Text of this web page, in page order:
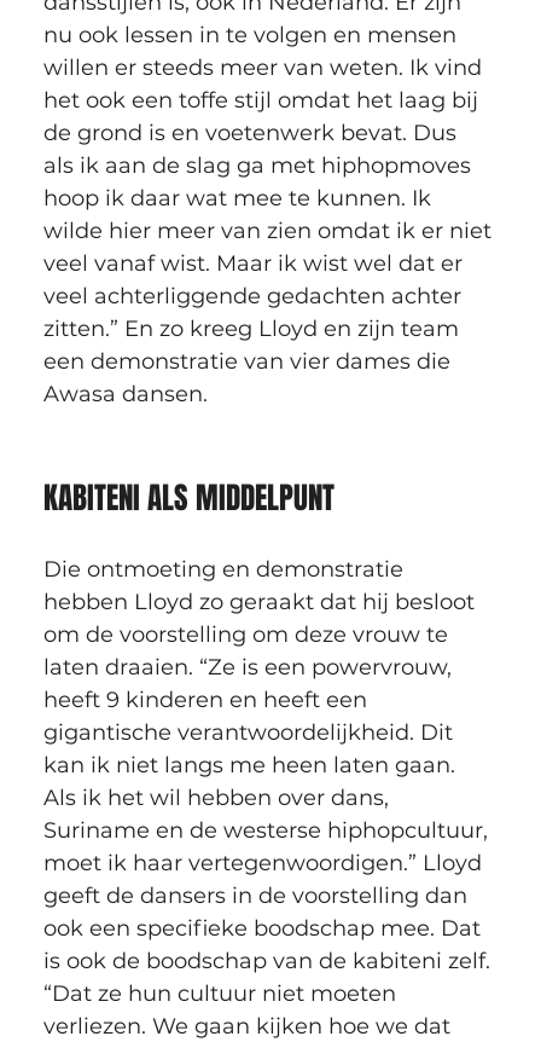
nu ook lessen in te volgen en mensen
willen er steeds meer van weten. Ik vind
het ook een toffe stijl omdat het laag bij
de grond is en voetenwerk bevat. Dus
als ik aan de slag ga met hiphopmoves
hoop ik daar wat mee te kunnen. Ik
wilde hier meer van zien omdat ik er niet
veel vanaf wist. Maar ik wist wel dat er
veel achterliggende gedachten achter
zitten.” En zo kreeg Lloyd en zijn team
een demonstratie van vier dames die
Awasa dansen.
KABITENI ALS MIDDELPUNT
Die ontmoeting en demonstratie
hebben Lloyd zo geraakt dat hij besloot
om de voorstelling om deze vrouw te
laten draaien. “Ze is een powervrouw,
heeft 9 kinderen en heeft een
gigantische verantwoordelijkheid. Dit
kan ik niet langs me heen laten gaan.
Als ik het wil hebben over dans,
Suriname en de westerse hiphopcultuur,
moet ik haar vertegenwoordigen.” Lloyd
geeft de dansers in de voorstelling dan
ook een specifieke boodschap mee. Dat
is ook de boodschap van de kabiteni zelf.
“Dat ze hun cultuur niet moeten
verliezen. We gaan kijken hoe we dat